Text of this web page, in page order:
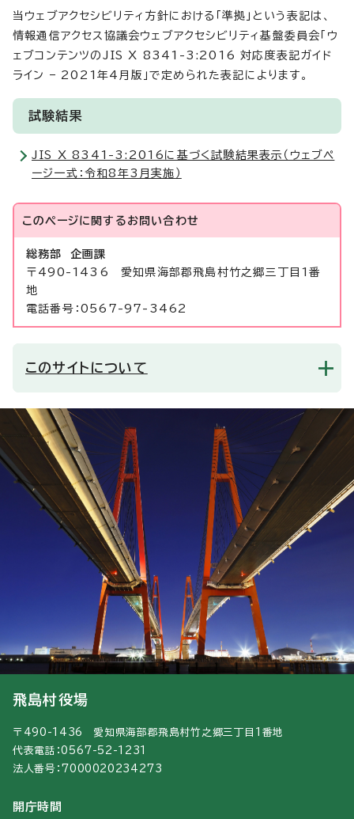
当ウェブアクセシビリティ方針における「準拠」という表記は、
情報通信アクセス協議会ウェブアクセシビリティ基盤委員会「ウ
ェブコンテンツのJIS X 8341-3:2016 対応度表記ガイド
ライン – 2021年4月版」で定められた表記によります。
試験結果
JIS X 8341-3:2016に基づく試験結果表示（ウェブペ
ージ一式：令和8年3月実施）
このページに関する お問い合わせ
総務部 企画課
〒490-1436 愛知県海部郡飛島村竹之郷三丁目1番
地
電話番号：0567-97-3462
このサイトについて
飛島村役場
〒490-1436 愛知県海部郡飛島村竹之郷三丁目1番地
代表電話：0567-52-1231
法人番号：7000020234273
開庁時間